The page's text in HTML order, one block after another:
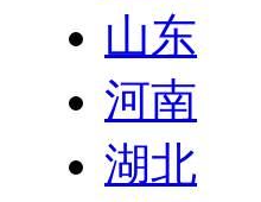
山东
河南
湖北